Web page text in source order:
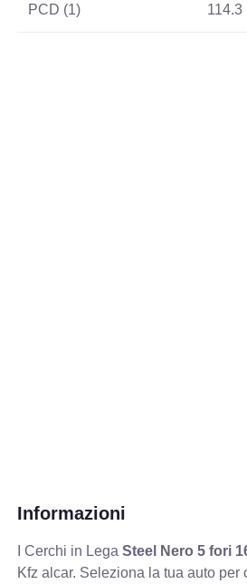
PCD (1) 114.3
Informazioni
I Cerchi in LegaSteel Nero 5 fori
Kfz alcar. Seleziona la tua auto per